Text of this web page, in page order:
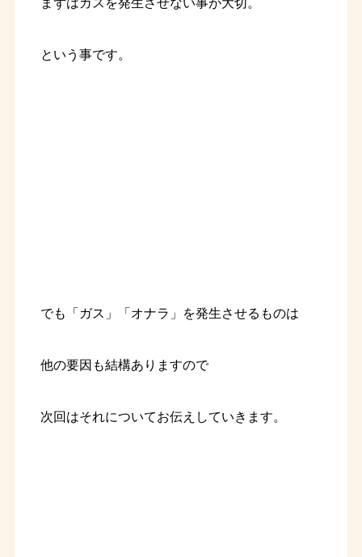
まずはガスを発生させない事が大切。
という事です。
でも「ガス」「オナラ」を発生させるものは
他の要因も結構ありますので
次回はそれについてお伝えしていきます。